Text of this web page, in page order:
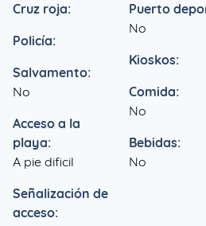
Cruz roja:
Policía:
Salvamento:
No
Acceso a la
playa:
A pie dificil
Señalización de
acceso:
Puerto
No
Kioskos:
Comida:
No
Bebidas:
No